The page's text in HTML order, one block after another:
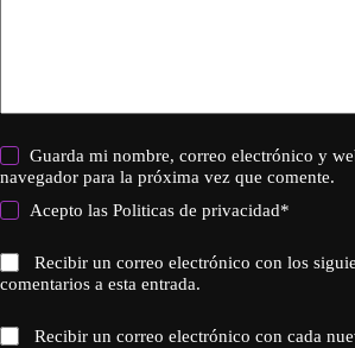
Guarda mi nombre, correo electrónico y
navegador para la próxima vez que comente.
Acepto lasPoliticas de privacidad*
Recibir un correo electrónico con los
comentarios a esta entrada.
Recibir un correo electrónico con cada